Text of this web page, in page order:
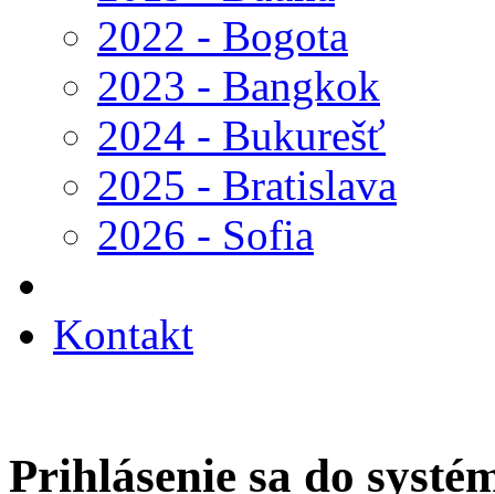
2022 - Bogota
2023 - Bangkok
2024 - Bukurešť
2025 - Bratislava
2026 - Sofia
Kontakt
Prihlásenie sa do